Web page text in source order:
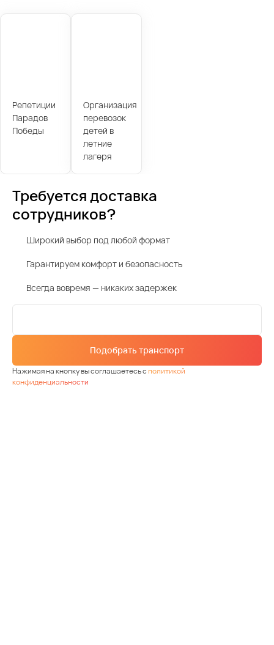
Репетиции
Парадов
Победы
Организация
перевозок
детей в
летние
лагеря
Требуется доставка
сотрудников?
Широкий выбор под любой формат
Гарантируем комфорт и безопасность
Всегда вовремя — никаких задержек
Подобрать транспорт
Нажимая на кнопку вы соглашаетесь сполитикой
конфиденциальности